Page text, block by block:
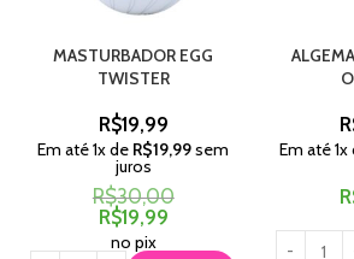
MASTURBADOR EGG
TWISTER
R$19,99
Em até1x de R$19,99sem
juros
R$30,00
R$19,99
no pix
Em até1x